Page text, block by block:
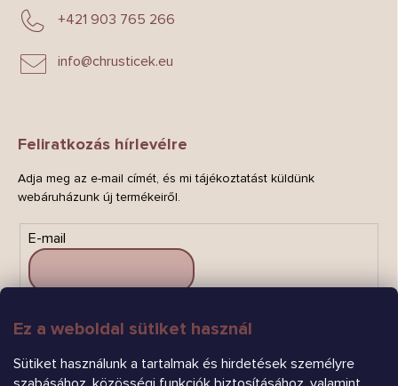
Ez a weboldal sütiket használ
Sütiket használunk a tartalmak és hirdetések személyre
info@chrusticek.eu
+421 903 765 266
Feliratkozás hírlevélre
Adja meg az e-mail címét, és mi tájékoztatást küldünk
webáruházunk új termékeiről.
E-mail
FELIRATKOZÁS